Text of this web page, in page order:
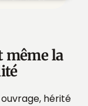
même la
hérité